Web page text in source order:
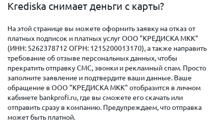
Krediska снимает деньги с карты?
На этой странице вы можете оформить заявку на отказ от
платных подписок и платных услуг ООО "КРЕДИСКА МКК"
(ИНН: 5262378712 ОГРН: 1215200013170), а также направить
требование об отзыве персональных данных, чтобы
прекратить отправку СМС, звонки и рекламный спам. Просто
заполните заявление и подтвердите ваши данные. Ваше
обращение в ООО "КРЕДИСКА МКК" отобразится в личном
кабинете bankprofi.ru, где вы сможете его скачать или
отправить сразу в компанию. Предупреждаем, что отправка
может быть платной.